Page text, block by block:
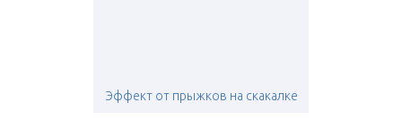
Эффект от прыжков на скакалке